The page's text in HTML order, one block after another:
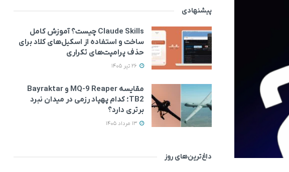
پیشنهادی
Claude Skills چیست؟ آموزش کامل
ساخت و استفاده از اسکیل‌های کلاد برای
حذف پرامپت‌های تکراری
مقایسه MQ-9 Reaper و Bayraktar
TB2؛ کدام پهپاد رزمی در میدان نبرد
برتری دارد؟
داغ‌ترین‌های روز